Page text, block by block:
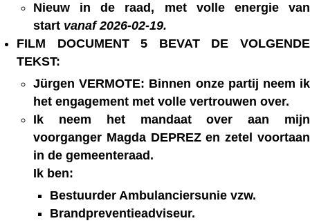
Nieuw in de raad, met volle energie van
start vanaf 2026-02-19.
FILM DOCUMENT 5 BEVAT DE VOLGENDE
TEKST:
Jürgen VERMOTE: Binnen onze partij neem ik
het engagement met volle vertrouwen over.
Ik neem het mandaat over aan mijn
voorganger Magda DEPREZ en zetel voortaan
in de gemeenteraad.
Ik ben:
Bestuurder Ambulanciersunie vzw.
Brandpreventieadviseur.